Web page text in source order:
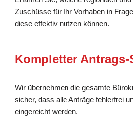
Zuschüsse für Ihr Vorhaben in
diese effektiv nutzen können.
Kompletter Antrags-
Wir übernehmen die gesamte
sicher, dass alle Anträge fehlerfrei
eingereicht werden.